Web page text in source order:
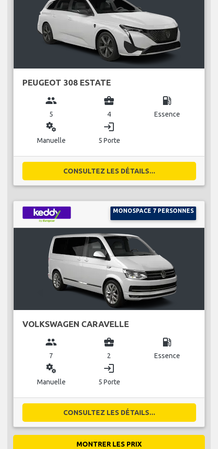
PEUGEOT 308 ESTATE
group
5
business_center
4
local_gas_station
Essence
miscellaneous_services
Manuelle
login
5 Porte
CONSULTEZ LES DÉTAILS...
MONOSPACE 7 PERSONNES
VOLKSWAGEN CARAVELLE
group
7
business_center
2
local_gas_station
Essence
miscellaneous_services
Manuelle
login
5 Porte
CONSULTEZ LES DÉTAILS...
MONTRER LES PRIX